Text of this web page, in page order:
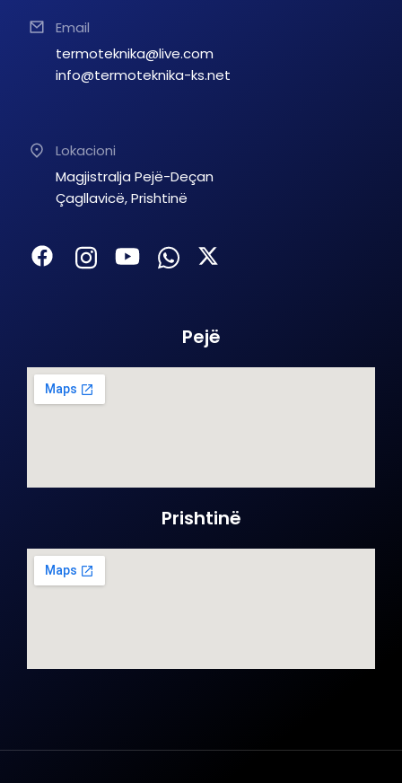
Email
termoteknika@live.com
info@termoteknika-ks.net
Lokacioni
Magjistralja Pejë-Deçan
Çagllavicë, Prishtinë
Pejë
Prishtinë